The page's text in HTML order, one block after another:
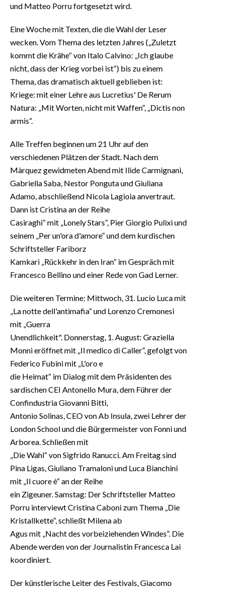
und Matteo Porru fortgesetzt wird.
Eine Woche mit Texten, die die Wahl der Leser
wecken. Vom Thema des letzten Jahres („Zuletzt
kommt die Krähe“ von Italo Calvino: „Ich glaube
nicht, dass der Krieg vorbei ist“) bis zu einem
Thema, das dramatisch aktuell geblieben ist:
Kriege: mit einer Lehre aus Lucretius' De Rerum
Natura: „Mit Worten, nicht mit Waffen“, „Dictis non
armis“.
Alle Treffen beginnen um 21 Uhr auf den
verschiedenen Plätzen der Stadt. Nach dem
Màrquez gewidmeten Abend mit Ilide Carmignani,
Gabriella Saba, Nestor Ponguta und Giuliana
Adamo, abschließend Nicola Lagioia anvertraut.
Dann ist Cristina an der Reihe
Casiraghi“ mit „Lonely Stars“, Pier Giorgio Pulixi und
seinem „Per un'ora d'amore“ und dem kurdischen
Schriftsteller Fariborz
Kamkari „Rückkehr in den Iran“ im Gespräch mit
Francesco Bellino und einer Rede von Gad Lerner.
Die weiteren Termine: Mittwoch, 31. Lucio Luca mit
„La notte dell'antimafia“ und Lorenzo Cremonesi
mit „Guerra
Unendlichkeit". Donnerstag, 1. August: Graziella
Monni eröffnet mit „Il medico di Caller“, gefolgt von
Federico Fubini mit „L'oro e
die Heimat“ im Dialog mit dem Präsidenten des
sardischen CEI Antonello Mura, dem Führer der
Confindustria Giovanni Bitti,
Antonio Solinas, CEO von Ab Insula, zwei Lehrer der
London School und die Bürgermeister von Fonni und
Arborea. Schließen mit
„Die Wahl“ von Sigfrido Ranucci. Am Freitag sind
Pina Ligas, Giuliano Tramaloni und Luca Bianchini
mit „Il cuore è“ an der Reihe
ein Zigeuner. Samstag: Der Schriftsteller Matteo
Porru interviewt Cristina Caboni zum Thema „Die
Kristallkette“, schließt Milena ab
Agus mit „Nacht des vorbeiziehenden Windes“. Die
Abende werden von der Journalistin Francesca Lai
koordiniert.
Der künstlerische Leiter des Festivals, Giacomo